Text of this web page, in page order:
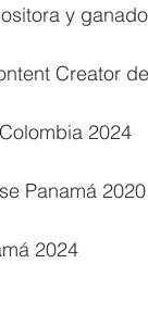
y
Creator
2024
Panamá 2020
2024